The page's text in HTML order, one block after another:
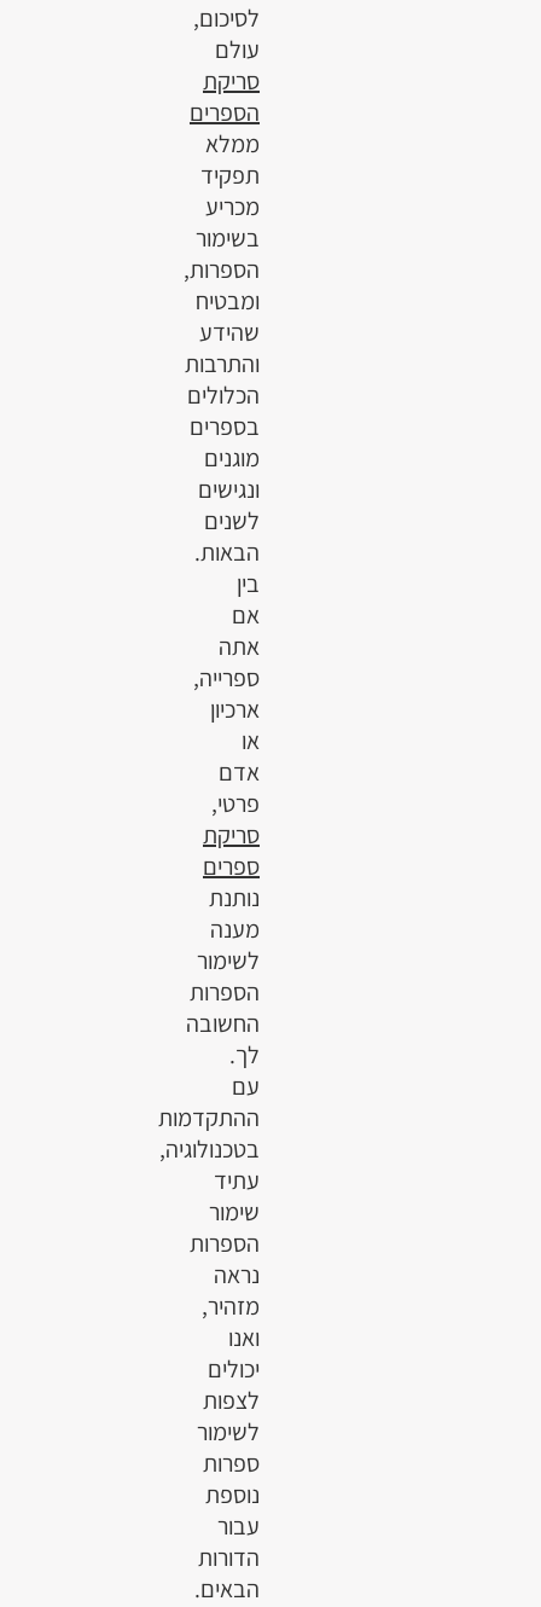
לסיכום,
עולם
סריקת
הספרים
ממלא
תפקיד
מכריע
בשימור
הספרות,
ומבטיח
שהידע
והתרבות
הכלולים
בספרים
מוגנים
ונגישים
לשנים
הבאות.
בין
אם
אתה
ספרייה,
ארכיון
או
אדם
פרטי,
סריקת
ספרים
נותנת
מענה
לשימור
הספרות
החשובה
לך.
עם
ההתקדמות
בטכנולוגיה,
עתיד
שימור
הספרות
נראה
מזהיר,
ואנו
יכולים
לצפות
לשימור
ספרות
נוספת
עבור
הדורות
הבאים.